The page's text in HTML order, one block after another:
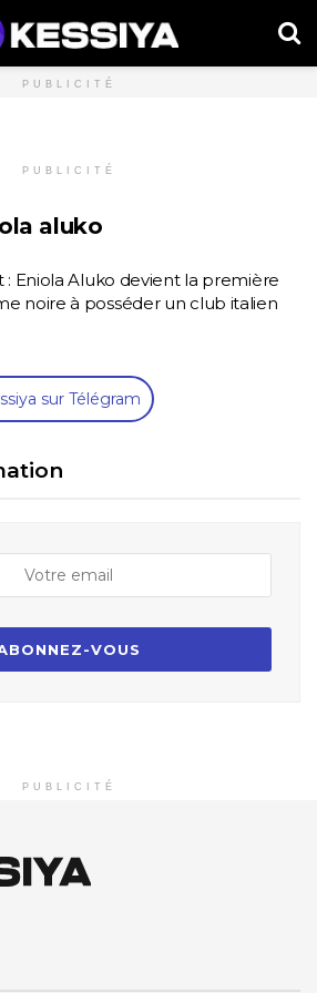
PUBLICITÉ
PUBLICITÉ
aluko
: Eniola Aluko devient la première
noire à posséder un club italien
sur Télégram
PUBLICITÉ